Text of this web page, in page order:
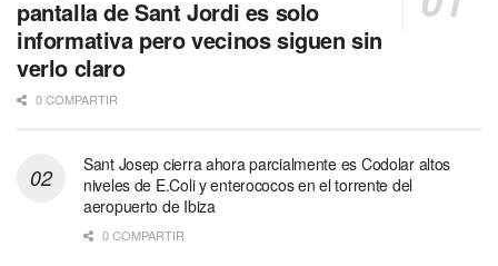
pantalla de Sant Jordi es solo
informativa pero vecinos siguen sin
verlo claro
0 COMPARTIR
Sant Josep cierra ahora parcialmente es Codolar altos
niveles de E.Coli y enterococos en el torrente del
aeropuerto de Ibiza
0 COMPARTIR